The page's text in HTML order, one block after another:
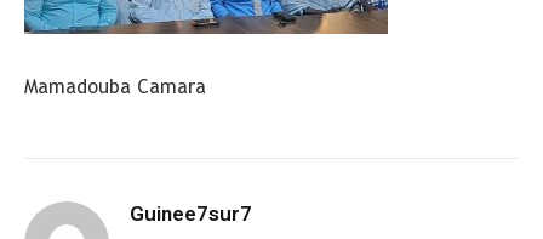
Mamadouba Camara
Guinee7sur7